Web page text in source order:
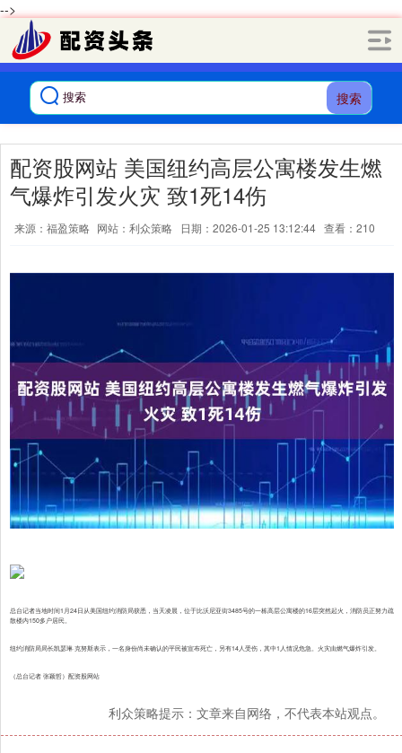
-->
搜索
配资股网站 美国纽约高层公寓楼发生燃
气爆炸引发火灾 致1死14伤
来源：福盈策略 网站：利众策略 日期：2026-01-25 13:12:44 查看：210
总台记者当地时间1月24日从美国纽约消防局获悉，当天凌晨，位于比沃尼亚街3485号的一栋高层公寓楼的16层突然起火，消防员正努力疏
散楼内150多户居民。
纽约消防局局长凯瑟琳·克努斯表示，一名身份尚未确认的平民被宣布死亡，另有14人受伤，其中1人情况危急。火灾由燃气爆炸引发。
（总台记者 张颖哲）配资股网站
利众策略提示：文章来自网络，不代表本站观点。